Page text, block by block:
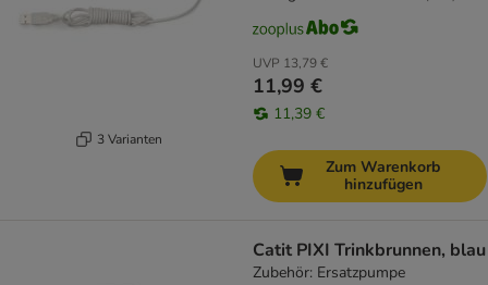
3 Varianten
UVP 13,79 €
11,99 €
11,39 €
Zum Warenkorb
hinzufügen
Catit PIXI Trinkbrunnen, blau
Zubehör: Ersatzpumpe